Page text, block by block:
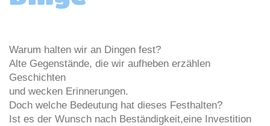
Warum halten wir an Dingen fest?
Alte Gegenstände, die wir aufheben erzählen
Geschichten
und wecken Erinnerungen.
Doch welche Bedeutung hat dieses Festhalten?
Ist es der Wunsch nach Beständigkeit,eine Investition